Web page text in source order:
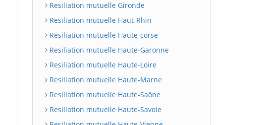
Resiliation mutuelle Gironde
Resiliation mutuelle Haut-Rhin
Resiliation mutuelle Haute-corse
Resiliation mutuelle Haute-Garonne
Resiliation mutuelle Haute-Loire
Resiliation mutuelle Haute-Marne
Resiliation mutuelle Haute-Saône
Resiliation mutuelle Haute-Savoie